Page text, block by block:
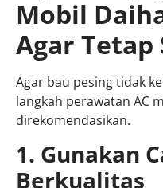
Mobil
Agar Tetap
Agar bau pesing tidak
langkah perawatan AC
direkomendasikan.
1. Gunakan
Berkualitas